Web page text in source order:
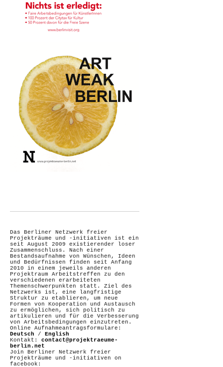
Das Berliner Netzwerk freier
Projekträume und -initiativen ist ein
seit August 2009 existierender loser
Zusammenschluss. Nach einer
Bestandsaufnahme von Wünschen, Ideen
und Bedürfnissen finden seit Anfang
2010 in einem jeweils anderen
Projektraum Arbeitstreffen zu den
verschiedenen erarbeiteten
Themenschwerpunkten statt. Ziel des
Netzwerks ist, eine langfristige
Struktur zu etablieren, um neue
Formen von Kooperation und Austausch
zu ermöglichen, sich politisch zu
artikulieren und für die Verbesserung
von Arbeitsbedingungen einzutreten.
Online Aufnahmeantragsformulare:
Deutsch / English
Kontakt: contact@projektraeume-
berlin.net
Join Berliner Netzwerk freier
Projekträume und -initiativen on
facebook: